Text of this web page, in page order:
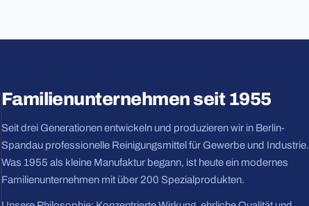
Familienunternehmen seit 1955
Seit drei Generationen entwickeln und produzieren wir in Berlin-
Spandau professionelle Reinigungsmittel für Gewerbe und Industrie.
Was 1955 als kleine Manufaktur begann, ist heute ein modernes
Familienunternehmen mit über 200 Spezialprodukten.